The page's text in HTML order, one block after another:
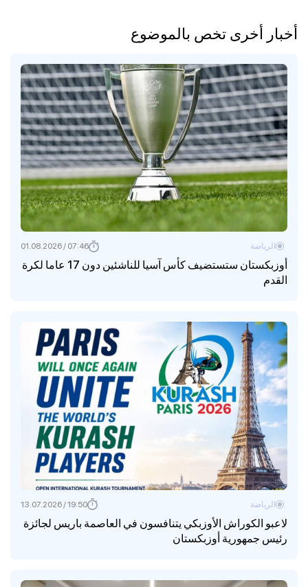
أخبار أخرى تخص بالموضوع
أوزبكستان ستستضيف كأس آسيا للناشئين دون 17 عاما لكرة
القدم
الرياضة 07:46 / 01.08.2026
لاعبو الكوراش الأوزبكي يتنافسون في العاصمة باريس لجائزة
رئيس جمهورية أوزبكستان
الرياضة 19:50 / 13.07.2026